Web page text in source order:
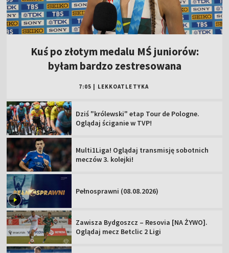
Kuś po złotym medalu MŚ juniorów:
byłam bardzo zestresowana
7:05 LEKKOATLETYKA
Dziś "królewski" etap Tour de Pologne.
Oglądaj ściganie w TVP!
Multi1Liga! Oglądaj transmisję sobotnich
meczów 3. kolejki!
Pełnosprawni (08.08.2026)
Zawisza Bydgoszcz – Resovia [NA ŻYWO].
Oglądaj mecz Betclic 2 Ligi